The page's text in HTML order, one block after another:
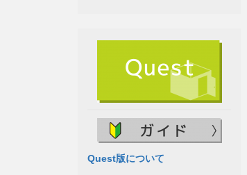
Quest版について